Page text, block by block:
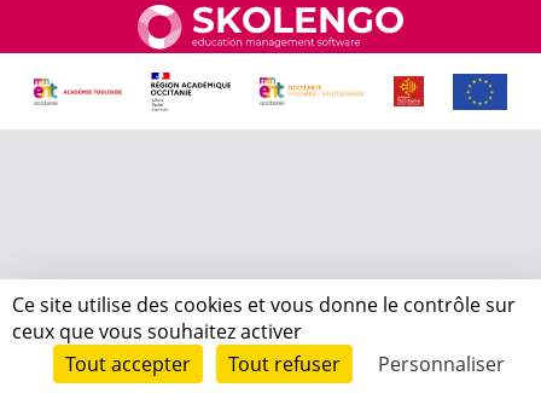
Ce site utilise des cookies et vous donne le contrôle sur
ceux que vous souhaitez activer
Tout accepter
Tout refuser Personnaliser